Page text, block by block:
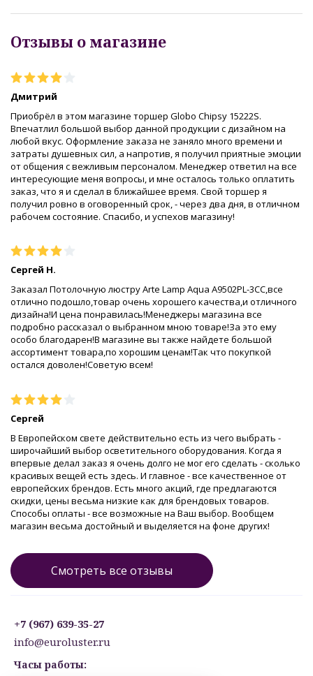
Отзывы о магазине
Дмитрий
Приобрёл в этом магазине торшер Globo Chipsy 15222S.
Впечатлил большой выбор данной продукции с дизайном на
любой вкус. Оформление заказа не заняло много времени и
затраты душевных сил, а напротив, я получил приятные эмоции
от общения с вежливым персоналом. Менеджер ответил на все
интересующие меня вопросы, и мне осталось только оплатить
заказ, что я и сделал в ближайшее время. Свой торшер я
получил ровно в оговоренный срок, - через два дня, в отличном
рабочем состояние. Спасибо, и успехов магазину!
Сергей Н.
Заказал Потолочную люстру Arte Lamp Aqua A9502PL-3CC,все
отлично подошло,товар очень хорошего качества,и отличного
дизайна!И цена понравилась!Менеджеры магазина все
подробно рассказал о выбранном мною товаре!За это ему
особо благодарен!В магазине вы также найдете большой
ассортимент товара,по хорошим ценам!Так что покупкой
остался доволен!Советую всем!
Сергей
В Европейском свете действительно есть из чего выбрать -
широчайший выбор осветительного оборудования. Когда я
впервые делал заказ я очень долго не мог его сделать - сколько
красивых вещей есть здесь. И главное - все качественное от
европейских брендов. Есть много акций, где предлагаются
скидки, цены весьма низкие как для брендовых товаров.
Способы оплаты - все возможные на Ваш выбор. Вообщем
магазин весьма достойный и выделяется на фоне других!
Смотреть все отзывы
+7 (967) 639-35-27
info@euroluster.ru
Часы работы: